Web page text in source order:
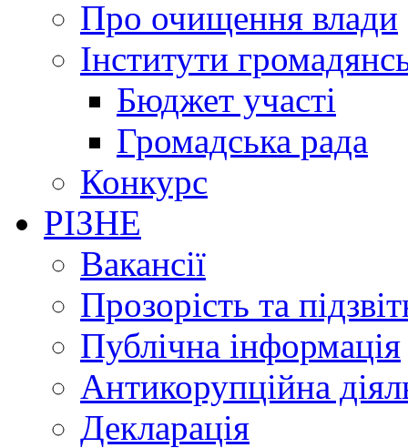
Про очищення влади
Інститути
Бюджет участі
Громадська рада
Конкурс
РІЗНЕ
Вакансії
Прозорість та
Публічна інформація
Антикорупційна
Декларація